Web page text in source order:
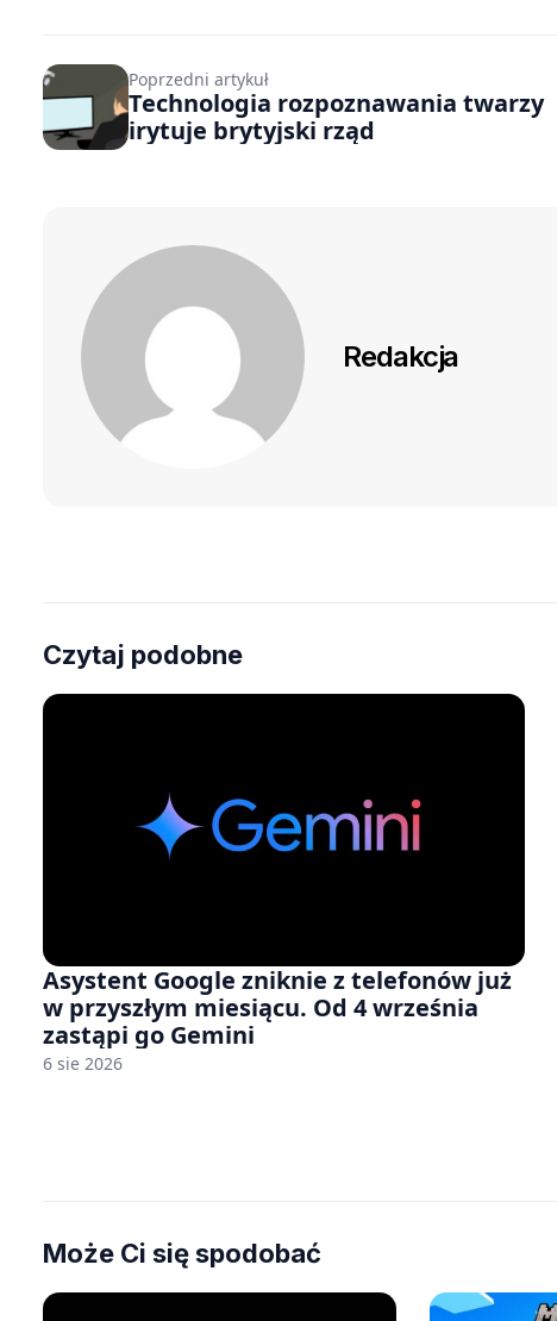
Poprzedni artykuł
Technologia rozpoznawania twarzy
irytuje brytyjski rząd
Redakcja
Czytaj podobne
Asystent Google zniknie z telefonów już
w przyszłym miesiącu. Od 4 września
zastąpi go Gemini
6 sie 2026
Może Ci się spodobać